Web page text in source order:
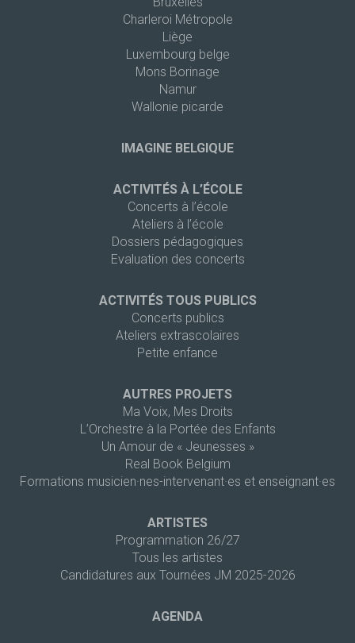
Charleroi Métropole
Liège
Luxembourg belge
Mons Borinage
Namur
Wallonie picarde
IMAGINE BELGIQUE
ACTIVITÉS À L’ÉCOLE
Concerts à l’école
Ateliers à l’école
Dossiers pédagogiques
Evaluation des concerts
ACTIVITÉS TOUS PUBLICS
Concerts publics
Ateliers extrascolaires
Petite enfance
AUTRES PROJETS
Ma Voix, Mes Droits
L’Orchestre à la Portée des Enfants
Un Amour de « Jeunesses »
Real Book Belgium
Formations musicien·nes-intervenant·es et enseignant·es
ARTISTES
Programmation 26/27
Tous les artistes
Candidatures aux Tournées JM 2025-2026
AGENDA